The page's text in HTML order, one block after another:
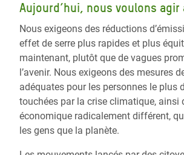
Aujourd’hui, nous voulons agir
Nous exigeons des réductions
effet de serre plus rapides et plus
maintenant, plutôt que de vagues
l’avenir. Nous exigeons des mesures
adéquates pour les personnes le plus
touchées par la crise climatique, ainsi
économique radicalement différent,
les gens que la planète.